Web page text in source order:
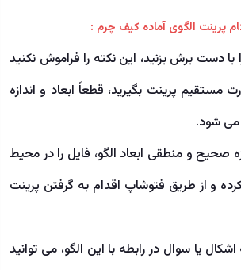
پرینت الگوی آماده کیف چرم :
با دست برش بزنید، این نکته را فراموش نکنید
مستقیم پرینت بگیرید، قطعاً ابعاد و اندازه
می شود.
صحیح و منطقی ابعاد الگو، فایل را در محیط
کرده و از طریق فتوشاپ اقدام به گرفتن پرینت
یا سوال در رابطه با این الگو، می توانید